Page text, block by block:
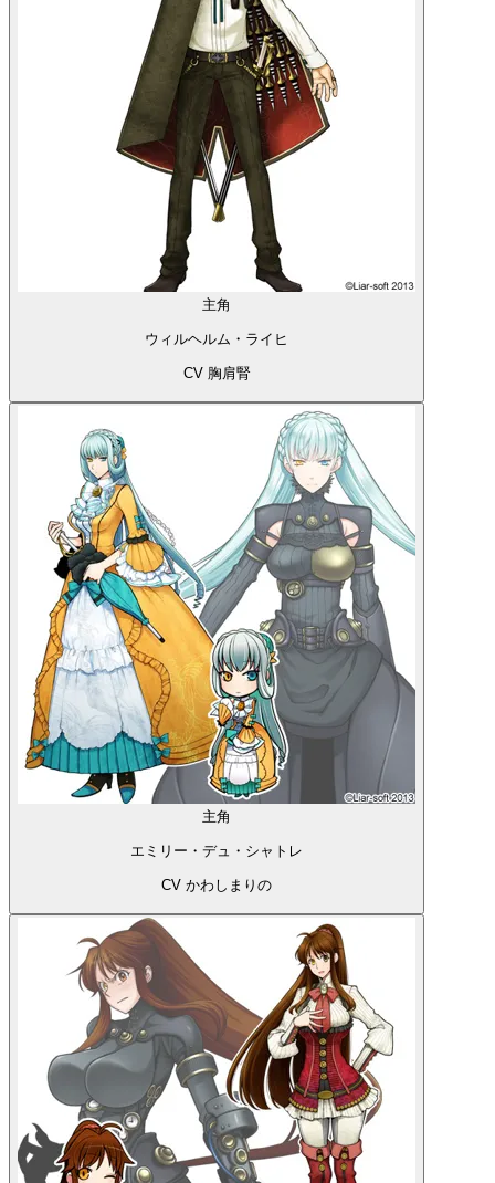
主角
ウィルヘルム・ライヒ
CV 胸肩腎
主角
エミリー・デュ・シャトレ
CV かわしまりの